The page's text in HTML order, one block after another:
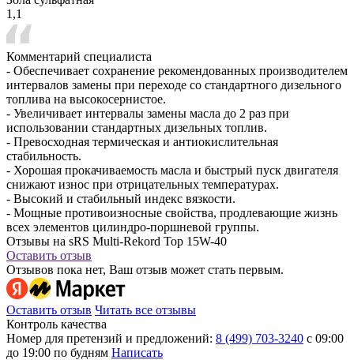
1,1
Комментарий специалиста
- Обеспечивает сохранение рекомендованных производителем
интервалов замены при переходе со стандартного дизельного
топлива на высокосернистое.
- Увеличивает интервалы замены масла до 2 раз при
использовании стандартных дизельных топлив.
- Превосходная термическая и антиокислительная
стабильность.
- Хорошая прокачиваемость масла и быстрый пуск двигателя
снижают износ при отрицательных температурах.
- Высокий и стабильный индекс вязкости.
- Мощные противоизносные свойства, продлевающие жизнь
всех элементов цилиндро-поршневой группы.
Отзывы на sRS Multi-Rekord Top 15W-40
Оставить отзыв
Отзывов пока нет, Ваш отзыв может стать первым.
Оставить отзыв Читать все отзывы
Контроль качества
Номер для претензий и предложений: 8 (499) 703-3240 с 09:00
до 19:00 по будням Написать